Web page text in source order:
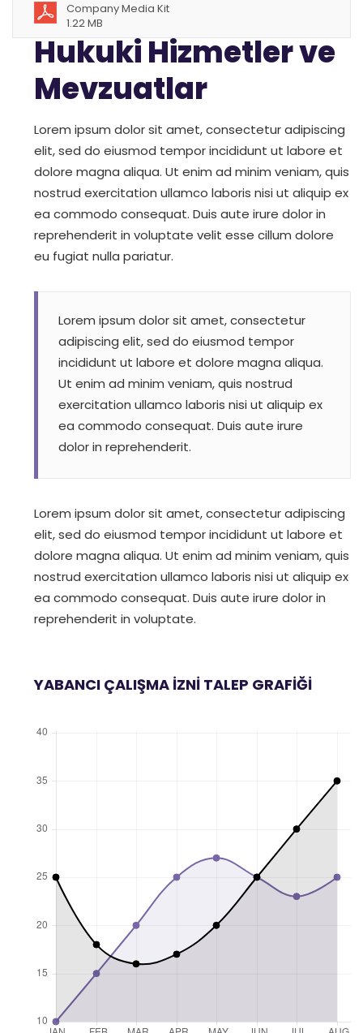
Company Media Kit
1.22 MB
Hukuki Hizmetler ve
Mevzuatlar
Lorem ipsum dolor sit amet, consectetur adipiscing
elit, sed do eiusmod tempor incididunt ut labore et
dolore magna aliqua. Ut enim ad minim veniam, quis
nostrud exercitation ullamco laboris nisi ut aliquip ex
ea commodo consequat. Duis aute irure dolor in
reprehenderit in voluptate velit esse cillum dolore
eu fugiat nulla pariatur.
Lorem ipsum dolor sit amet, consectetur
adipiscing elit, sed do eiusmod tempor
incididunt ut labore et dolore magna aliqua.
Ut enim ad minim veniam, quis nostrud
exercitation ullamco laboris nisi ut aliquip ex
ea commodo consequat. Duis aute irure
dolor in reprehenderit.
Lorem ipsum dolor sit amet, consectetur adipiscing
elit, sed do eiusmod tempor incididunt ut labore et
dolore magna aliqua. Ut enim ad minim veniam, quis
nostrud exercitation ullamco laboris nisi ut aliquip ex
ea commodo consequat. Duis aute irure dolor in
reprehenderit in voluptate.
YABANCI ÇALIŞMA İZNİ TALEP GRAFİĞİ